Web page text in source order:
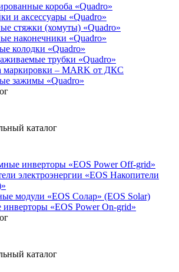
короба «Quadro»
и аксессуары «Quadro»
стяжки (хомуты) «Quadro»
наконечники «Quadro»
колодки «Quadro»
трубки «Quadro»
маркировки – MARK от ДКС
зажимы «Quadro»
каталог
инверторы «EOS Power Off-grid»
электроэнергии «EOS Накопители
модули «EOS Солар» (EOS Solar)
инверторы «EOS Power On-grid»
каталог